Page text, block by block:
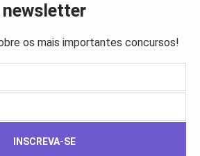
newsletter
os mais importantes concursos!
INSCREVA-SE